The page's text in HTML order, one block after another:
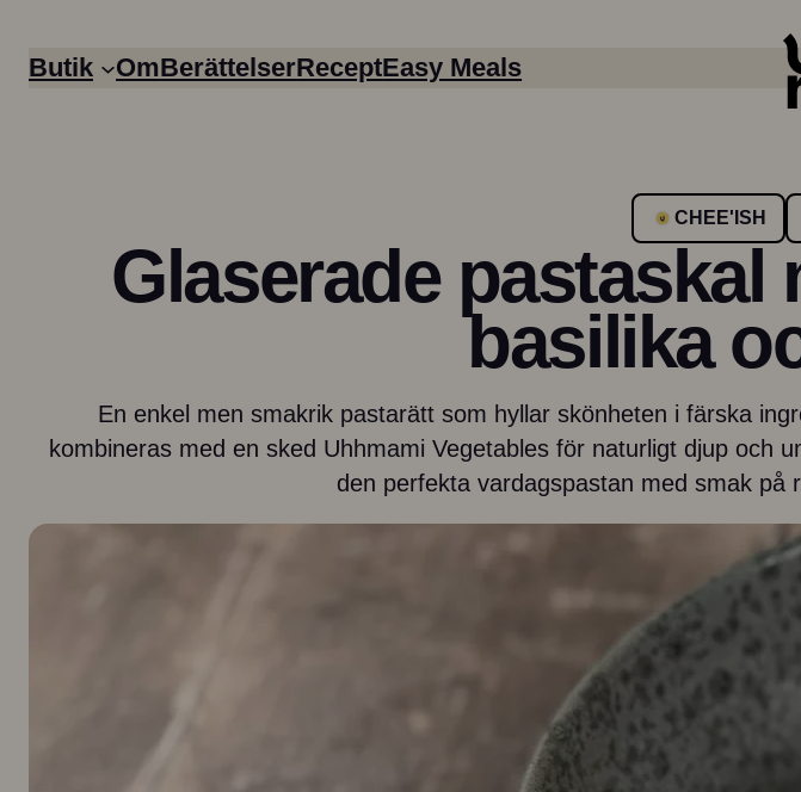
Butik
Easy Meals Boullion
OmBerättelserReceptEasy Meals
CHEE'ISH
Glaserade
basilika
En enkel men smakrik pastarätt som hyllar skönheten i färska
kombineras med en sked Uhhmami Vegetables för naturligt djup och
den perfekta vardagspastan med smak på